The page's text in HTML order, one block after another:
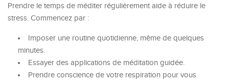
Prendre le temps de méditer régulièrement aide à réduire le
stress. Commencez par :
Imposer une routine quotidienne, même de quelques
minutes.
Essayer des applications de méditation guidée.
Prendre conscience de votre respiration pour vous